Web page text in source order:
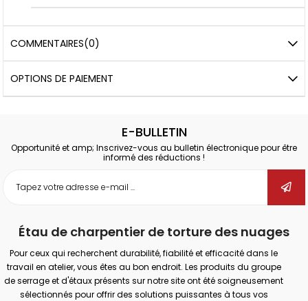
COMMENTAIRES(0)
OPTIONS DE PAIEMENT
E-BULLETIN
Opportunité et amp; Inscrivez-vous au bulletin électronique pour être
informé des réductions !
Étau de charpentier de torture des nuages
Pour ceux qui recherchent durabilité, fiabilité et efficacité dans le
travail en atelier, vous êtes au bon endroit. Les produits du groupe
de serrage et d'étaux présents sur notre site ont été soigneusement
sélectionnés pour offrir des solutions puissantes à tous vos